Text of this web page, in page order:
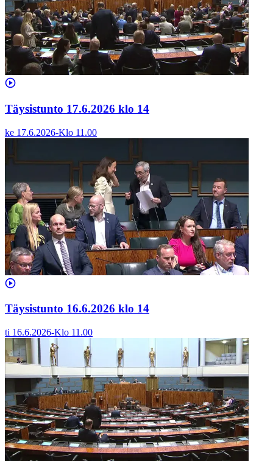
Täysistunto 17.6.2026 klo 14
ke 17.6.2026-Klo 11.00
Täysistunto 16.6.2026 klo 14
ti 16.6.2026-Klo 11.00